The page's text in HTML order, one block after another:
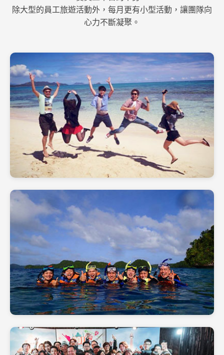
除大型的員工旅遊活動外，每月更有小型活動，讓團隊向
心力不斷凝聚。
員工旅遊 - 夏威夷
員工旅遊 - 帛琉